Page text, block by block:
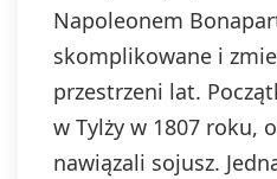
Napoleonem
skomplikowane i
przestrzeni lat.
w Tylży w 1807 roku,
nawiązali sojusz.